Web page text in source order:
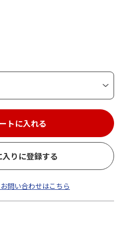
トに入れる
入りに登録する
問い合わせはこちら